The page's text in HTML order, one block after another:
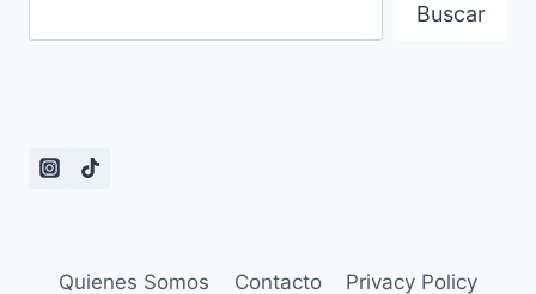
Buscar
Quienes Somos Contacto Privacy Policy